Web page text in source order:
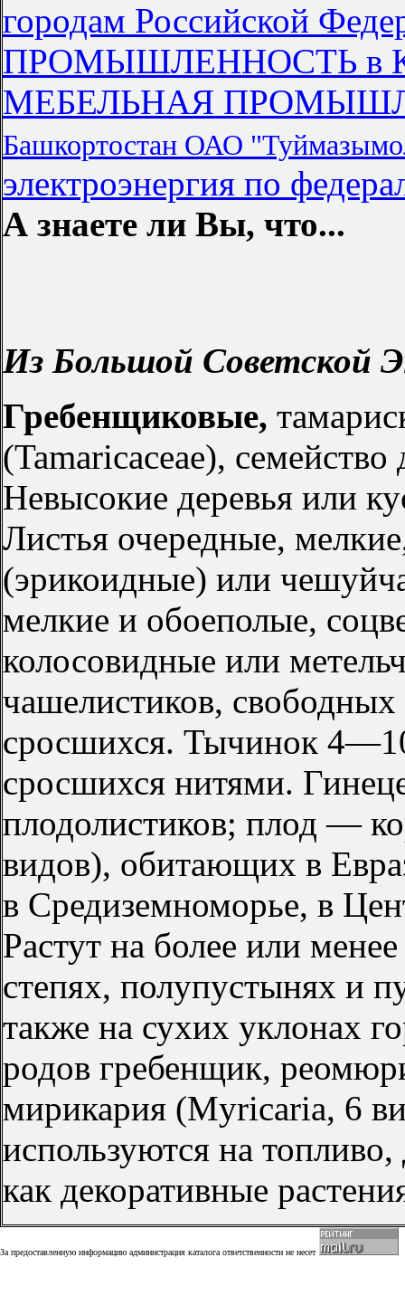
городам Российской
ПРОМЫШЛЕННОСТЬ в
МЕБЕЛЬНАЯ
Башкортостан ОАО
электроэнергия по
А знаете ли Вы, что...
Из Большой Советской
Гребенщиковые,
(Tamaricaceae),
Невысокие деревья или
Листья очередные,
(эрикоидные) или
мелкие и обоеполые,
колосовидные или
чашелистиков,
сросшихся. Тычинок
сросшихся нитями.
плодолистиков; плод —
видов), обитающих в
в Средиземноморье, в
Растут на более или
степях, полупустынях и
также на сухих уклонах
родов гребенщик,
мирикария (Myricaria, 6
используются на
как декоративные
За предоставленную информацию администрация каталога ответственности не несет